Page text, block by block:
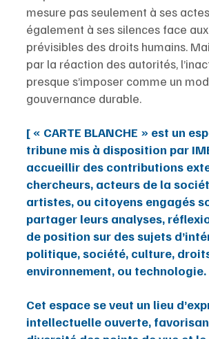
mesure pas seulement à ses
également à ses silences face
prévisibles des droits humains.
par la réaction des autorités,
presque s’imposer comme un
gouvernance durable.
[ « CARTE BLANCHE » est un
tribune mis à disposition par
accueillir des contributions
chercheurs, acteurs de la
artistes, ou citoyens engagés
partager leurs analyses,
de position sur des sujets
politique, société, culture,
environnement, ou technologie.
Cet espace se veut un lieu
intellectuelle ouverte,